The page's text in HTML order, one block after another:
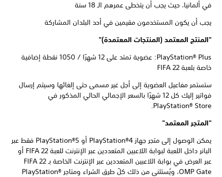
في ألمانيا، حيث يجب أن يتخطى عمرهم الـ 18 سنة
يجب أن يكون المستخدمون مقيمين في أحد البلدان المشاركة
"المنتج المعتمد (المنتجات المعتمدة)"
PlayStation® Plus: عضوية تمتد على 12 شهرًا / 1050 نقطة إضافية
خاصة بلعبة FIFA 22
ستستمر مفاعيل العضوية إلى أجل غير مسمى حتى إلغائها وسيتم إرسال
فواتير إليك كل 12 شهرًا بالسعر الإجمالي الحالي المذكور في
PlayStation® Store.
"المتجر المعتمد"
يمكن الوصول إلى متجر جهاز PlayStation®4 أو PlayStation®5 فقط عبر
البانر داخل اللعبة لبوابة اللاعبين المتعددين عبر الإنترنت للعبة FIFA 22 أو
عبر العرض في بوابة اللاعبين المتعددين عبر الإنترنت الخاصة بـ FIFA 22
OMP Gate، ويُستثنى من ذلك كلّ طرق الشراء ومتاجر PlayStation®‎